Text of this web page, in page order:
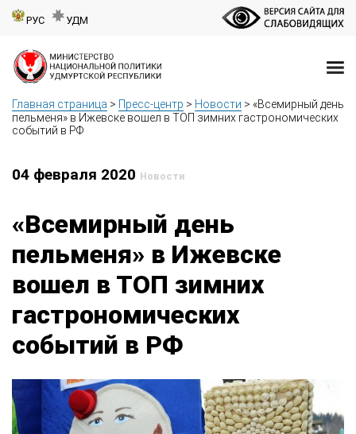
РУС УДМ
Главная страница > Пресс-центр > Новости > «Всемирный день
пельменя» в Ижевске вошел в ТОП зимних гастрономических
событий в РФ
04 февраля 2020 Новости
«Всемирный день
пельменя» в Ижевске
вошел в ТОП зимних
гастрономических
событий в РФ